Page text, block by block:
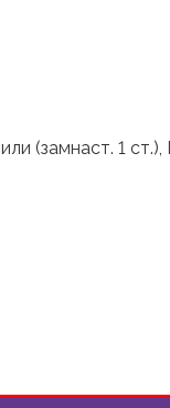
(замнаст. 1